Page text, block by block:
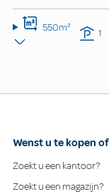
550m² 1
Wenst u te kopen
Zoekt u een kantoor?
Zoekt u een magazijn?